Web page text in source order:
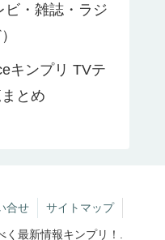
ビ・雑誌・ラジ
キンプリ TVテ
とめ
合せ サイトマップ
最新情報キンプリ！.